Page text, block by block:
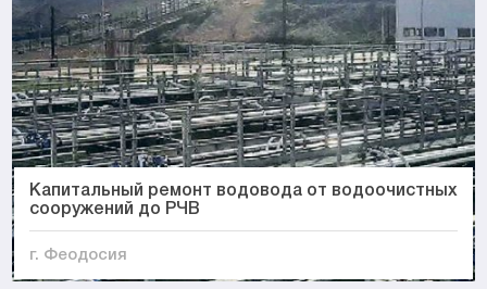
Капитальный ремонт водовода от водоочистных
сооружений до РЧВ
г. Феодосия